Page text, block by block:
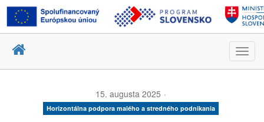
15. augusta 2025
Horizontálna podpora malého a stredného podnikania